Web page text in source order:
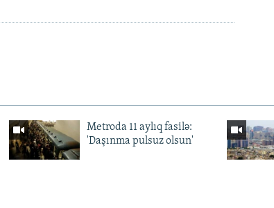
Metroda 11 aylıq fasilə:
'Daşınma pulsuz olsun'